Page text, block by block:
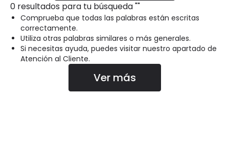
0 resultados para tu búsqueda""
Comprueba que todas las palabras están escritas
correctamente.
Utiliza otras palabras similares o más generales.
Si necesitas ayuda, puedes visitar nuestro apartado de
Atención al Cliente.
Ver más